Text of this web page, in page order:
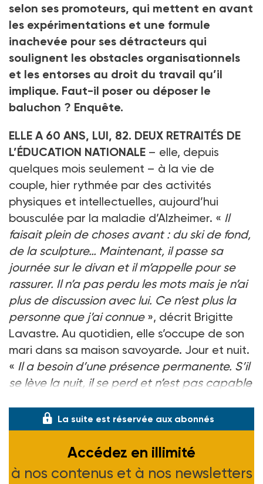
selon ses promoteurs, qui mettent en avant
les expérimentations et une formule
inachevée pour ses détracteurs qui
soulignent les obstacles organisationnels
et les entorses au droit du travail qu’il
implique. Faut-il poser ou déposer le
baluchon ? Enquête.
ELLE A 60 ANS, LUI, 82. DEUX RETRAITÉS DE
L’ÉDUCATION NATIONALE – elle, depuis
quelques mois seulement – à la vie de
couple, hier rythmée par des activités
physiques et intellectuelles, aujourd’hui
bousculée par la maladie d’Alzheimer. « Il
faisait plein de choses avant : du ski de fond,
de la sculpture… Maintenant, il passe sa
journée sur le divan et il m’appelle pour se
rassurer. Il n’a pas perdu les mots mais je n’ai
plus de discussion avec lui. Ce n’est plus la
personne que j’ai connue», décrit Brigitte
Lavastre. Au quotidien, elle s’occupe de son
mari dans sa maison savoyarde. Jour et nuit.
« Il a besoin d’une présence permanente. S’il
se lève la nuit, il se perd et n’est pas capable
La suite est réservée aux abonnés
Accédez en illimité
à nos contenus et à nos newsletters